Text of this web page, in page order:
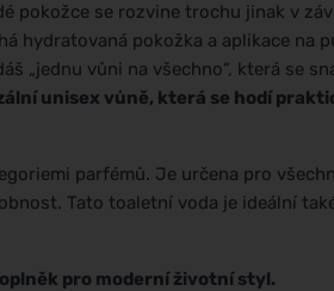
pokožce se rozvine trochu jinak v
hydratovaná pokožka a aplikace na
„jednu vůni na všechno“, která se
unisex vůně, která se hodí
parfémů. Je určena pro
Tato toaletní voda je ideální
pro moderní životní styl.